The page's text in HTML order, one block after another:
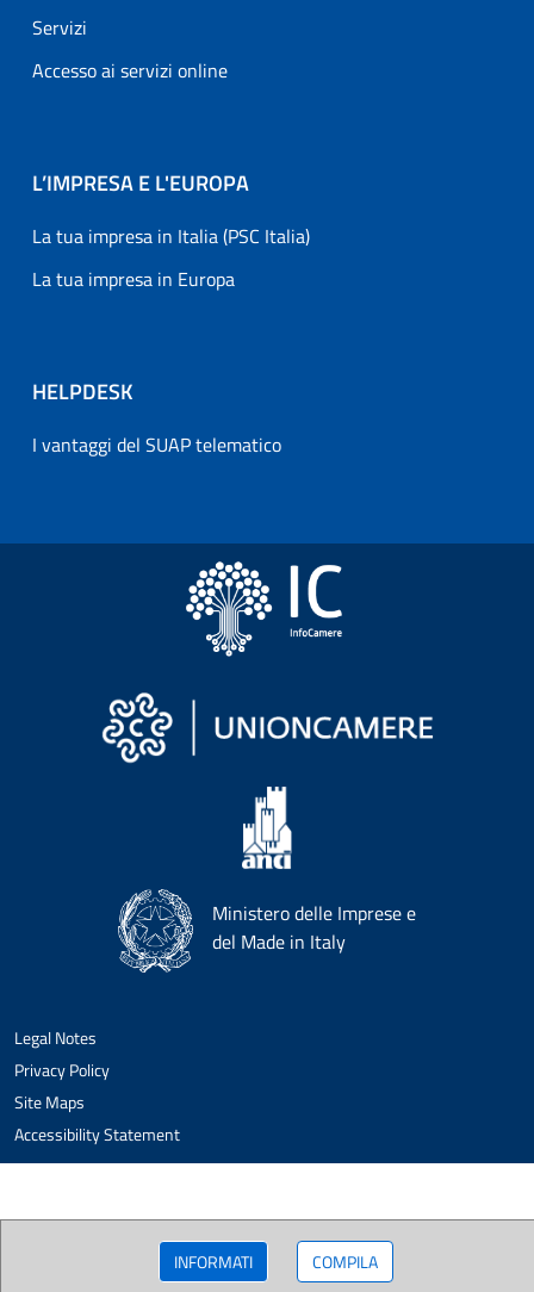
INFORMATI COMPILA
Servizi
Accesso ai servizi online
L’IMPRESA E L'EUROPA
La tua impresa in Italia (PSC Italia)
La tua impresa in Europa
HELPDESK
I vantaggi del SUAP telematico
Ministero delle Imprese e
del Made in Italy
Legal Notes
Privacy Policy
Site Maps
Accessibility Statement